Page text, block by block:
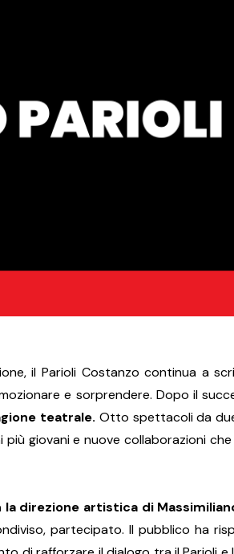
il Parioli Costanzo continua a
e sorprendere. Dopo il
teatrale. Otto spettacoli da
giovani e nuove collaborazioni
la direzione artistica di
partecipato. Il pubblico ha